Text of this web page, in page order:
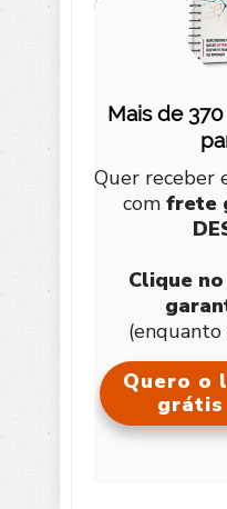
Mais de
Quer receber
com frete
Clique
Quero o
grátis